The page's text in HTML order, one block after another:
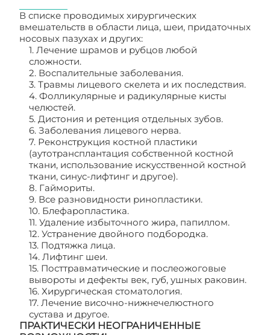
В списке проводимых хирургических
вмешательств в области лица, шеи, придаточных
носовых пазухах и других:
1. Лечение шрамов и рубцов любой
сложности.
2. Воспалительные заболевания.
3. Травмы лицевого скелета и их последствия.
4. Фолликулярные и радикулярные кисты
челюстей.
5. Дистония и ретенция отдельных зубов.
6. Заболевания лицевого нерва.
7. Реконструкция костной пластики
(аутотрансплантация собственной костной
ткани, использование искусственной костной
ткани, синус-лифтинг и другое).
8. Гаймориты.
9. Все разновидности ринопластики.
10. Блефаропластика.
11. Удаление избыточного жира, папиллом.
12. Устранение двойного подбородка.
13. Подтяжка лица.
14. Лифтинг шеи.
15. Посттравматические и послеожоговые
вывороты и дефекты век, губ, ушных раковин.
16. Хирургическая стоматология.
17. Лечение височно-нижнечелюстного
сустава и другое.
ПРАКТИЧЕСКИ НЕОГРАНИЧЕННЫЕ